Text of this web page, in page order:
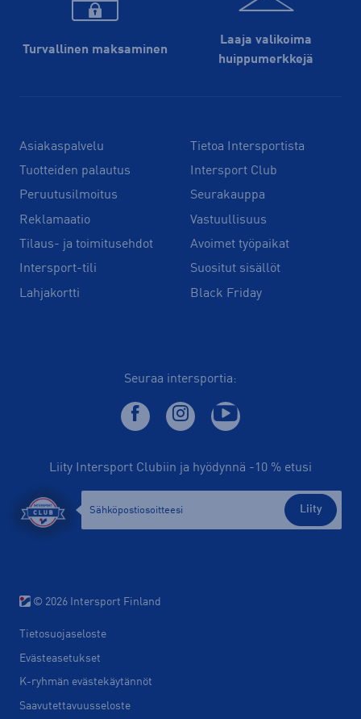
Turvallinen maksaminen
Laaja valikoima
huippu­merkkejä
Asiakaspalvelu
Tuotteiden palautus
Peruutusilmoitus
Reklamaatio
Tilaus- ja toimitusehdot
Intersport-tili
Lahjakortti
Tietoa Intersportista
Intersport Club
Seurakauppa
Vastuullisuus
Avoimet työpaikat
Suositut sisällöt
Black Friday
Seuraa intersportia:
Liity Intersport Clubiin ja hyödynnä -10 % etusi
Liity
© 2026 Intersport Finland
Tietosuojaseloste
Evästeasetukset
K-ryhmän evästekäytännöt
Saavutettavuusseloste